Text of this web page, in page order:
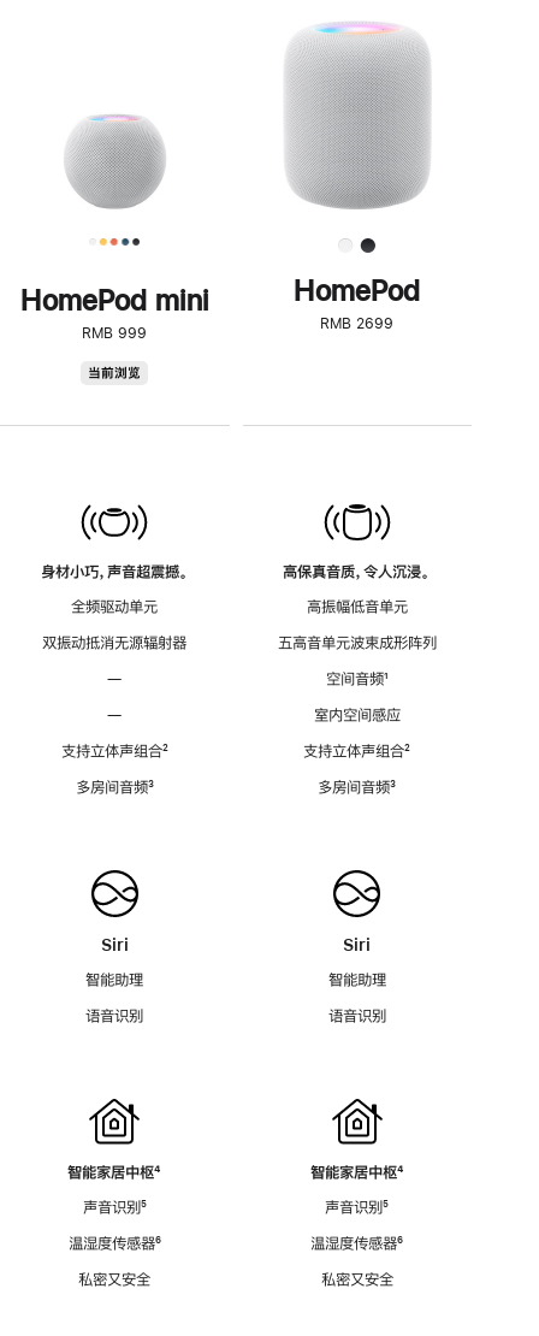
HomePod mini
RMB 999
当前浏览
身材小巧，声音超震撼。
全频驱动单元
双振动抵消无源辐射器
—
—
支持立体声组合脚
²
多房间音频脚
³
Siri
智能助理
语音识别
智能家居中枢脚
⁴
声音识别脚
⁵
温湿度传感器脚
⁶
私密又安全
步
了
解
HomePod<
HomePod
RMB 2699
高保真音质，令人沉浸。
高振幅低音单元
五高音单元波束成形阵列
空间音频脚
¹
室内空间感应
支持立体声组合脚
²
多房间音频脚
³
Siri
智能助理
语音识别
智能家居中枢脚
⁴
声音识别脚
⁵
温湿度传感器脚
⁶
私密又安全